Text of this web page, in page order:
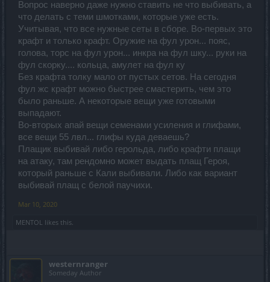
Вопрос наверно даже нужно ставить не что выбивать, а
что делать с теми шмотками, которые уже есть.
Учитывая, что все нужные сеты в сборе. Во-первых это
крафт и только крафт. Оружие на фул урон... пояс,
голова, торс на фул урон... инкра на фул шку... руки на
фул скорку.... кольца, амулет на фул ку
Без крафта толку мало от пустых сетов. На сегодня
фул жс крафт можно быстрее смастерить, чем это
было раньше. А некоторые вещи уже готовыми
выпадают.
Во-вторых апай вещи семенами усиления и глифами,
все вещи 55 лвл... глифы куда деваешь?
Плащик выбивай либо герольда, либо крафти плащи
на атаку, там рендомно может выдать плащ Героя,
который раньше с Кали выбивали. Либо как вариант
выбивай плащ с белой паучихи.
Mar 10, 2020
MENTOL likes this.
westernranger
Someday Author